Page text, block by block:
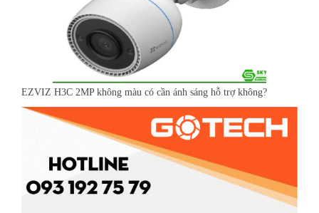
EZVIZ H3C 2MP không màu có cần ánh sáng hỗ trợ không?